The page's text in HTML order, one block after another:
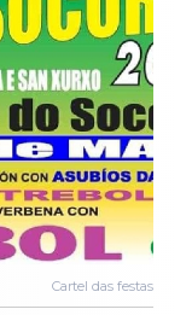
Cartel das festas